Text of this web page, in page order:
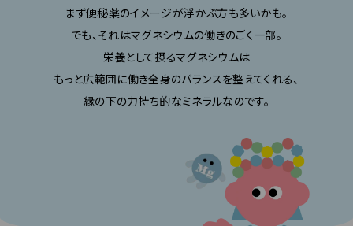
まず便秘薬のイメージが浮かぶ方も多いかも。
でも、それはマグネシウムの働きのごく一部。
栄養として摂るマグネシウムは
もっと広範囲に働き全身のバランスを整えてくれる、
縁の下の力持ち的なミネラルなのです。